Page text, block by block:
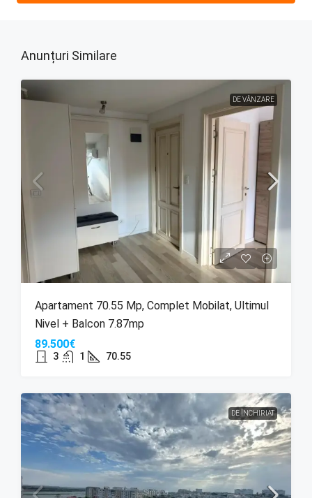
Anunțuri Similare
DE VÂNZARE
Apartament 70.55 Mp, Complet Mobilat, Ultimul
Nivel + Balcon 7.87mp
89.500€
3 1 70.55
DE ÎNCHIRIAT